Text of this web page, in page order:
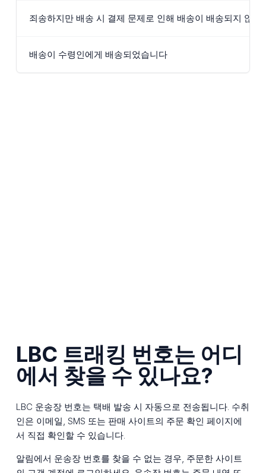
죄송하지만 배송 시 결제 문제로 인해 배송이 배송되지 않
배송이 수령인에게 배송되었습니다
LBC 트래킹 번호는 어디
에서 찾을 수 있나요?
LBC 운송장 번호는 택배 발송 시 자동으로 전송됩니다. 수취
인은 이메일, SMS 또는 판매 사이트의 주문 확인 페이지에
서 직접 확인할 수 있습니다.
알림에서 운송장 번호를 찾을 수 없는 경우, 주문한 사이트